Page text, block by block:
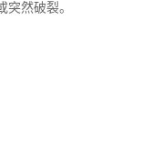
然破裂。